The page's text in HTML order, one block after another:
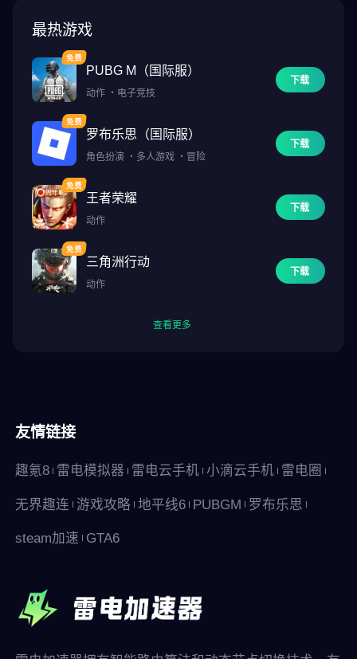
最热游戏
PUBG M（国际服）
动作 ・ 电子竞技
下载
罗布乐思（国际服）
角色扮演 ・ 多人游戏 ・ 冒险
下载
王者荣耀
动作
下载
三角洲行动
动作
下载
查看更多
友情链接
趣氪8 雷电模拟器 雷电云手机 小滴云手机 雷电圈
无界趣连 游戏攻略 地平线6 PUBGM 罗布乐思
steam加速 GTA6